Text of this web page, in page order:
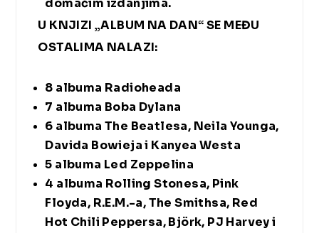
domaćim izdanjima.
U KNJIZI „ALBUM NA DAN“ SE MEĐU
OSTALIMA NALAZI:
8 albuma Radioheada
7 albuma Boba Dylana
6 albuma The Beatlesa, Neila Younga,
Davida Bowieja i Kanyea Westa
5 albuma Led Zeppelina
4 albuma Rolling Stonesa, Pink
Floyda, R.E.M.-a, The Smithsa, Red
Hot Chili Peppersa, Björk, PJ Harvey i